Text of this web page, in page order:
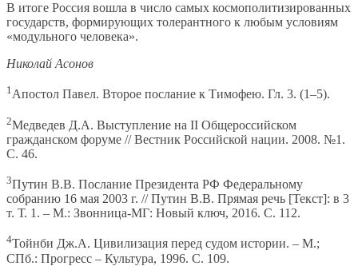
В итоге Россия вошла в число самых космополитизированных
государств, формирующих толерантного к любым условиям
«модульного человека».
Николай Асонов
1Апостол Павел. Второе послание к Тимофею. Гл. 3. (1–5).
2Медведев Д.А. Выступление на II Общероссийском
гражданском форуме // Вестник Российской нации. 2008. №1.
С. 46.
3Путин В.В. Послание Президента РФ Федеральному
собранию 16 мая 2003 г. // Путин В.В. Прямая речь [Текст]: в 3
т. Т. 1. – М.: Звонница-МГ: Новый ключ, 2016. С. 112.
4Тойнби Дж.А. Цивилизация перед судом истории. – М.;
СПб.: Прогресс – Культура, 1996. С. 109.